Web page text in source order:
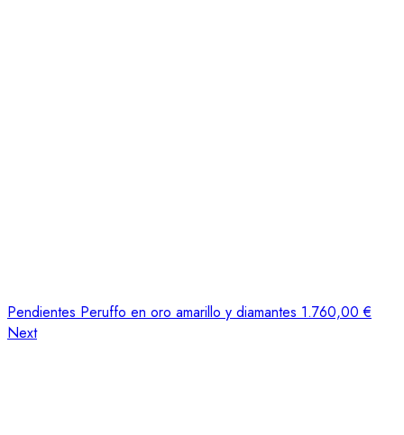
Pendientes Peruffo en oro amarillo y diamantes 1.760,00€
Next